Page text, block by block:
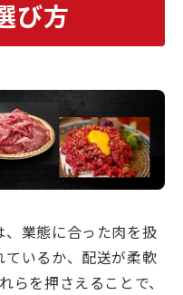
び方
業態に合った肉を扱
ているか、配送が柔軟
らを押さえることで、